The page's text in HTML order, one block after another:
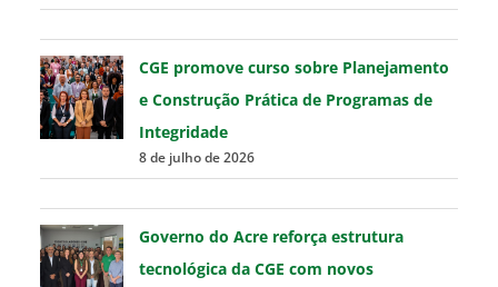
CGE promove curso sobre Planejamento
e Construção Prática de Programas de
Integridade
8 de julho de 2026
Governo do Acre reforça estrutura
tecnológica da CGE com novos